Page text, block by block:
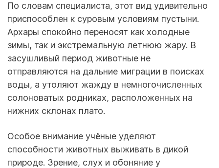
По словам специалиста, этот вид удивительно
приспособлен к суровым условиям пустыни.
Архары спокойно переносят как холодные
зимы, так и экстремальную летнюю жару. В
засушливый период животные не
отправляются на дальние миграции в поисках
воды, а утоляют жажду в немногочисленных
солоноватых родниках, расположенных на
нижних склонах плато.
Особое внимание учёные уделяют
способности животных выживать в дикой
природе. Зрение, слух и обоняние у